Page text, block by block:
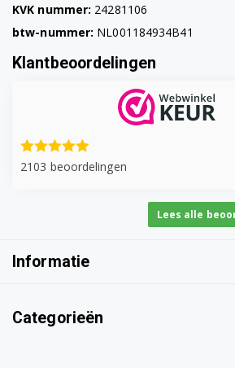
KVK nummer: 24281106
btw-nummer: NL001184934B41
Klantbeoordelingen
2103 beoordelingen
Lees alle
Informatie
Categorieën